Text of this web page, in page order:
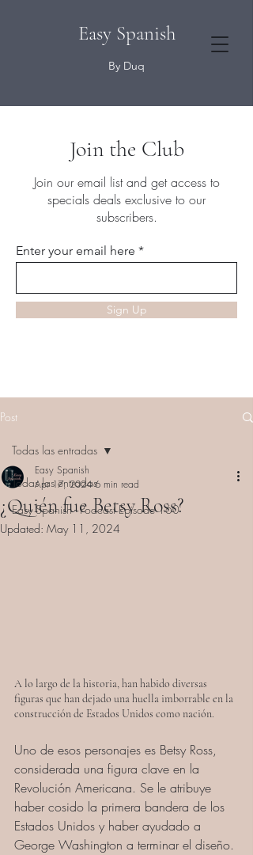
Easy Spanish
By Duq
Join the Club
Join our email list and get access to
specials deals exclusive to our
subscribers.
Enter your email here
Sign Up
Post
Todas las entradas
Easy Spanish - Podcast Episode 160
Todas las entradas
¿Quién fue Betsy Ross?
Easy Spanish
Apr 17, 2024 6 min read
Updated: May 11, 2024
A lo largo de la historia, han habido diversas
figuras que han dejado una huella imborrable en la
construcción de Estados Unidos como nación.
Uno de esos personajes es Betsy Ross,
considerada una figura clave en la
Revolución Americana. Se le atribuye
haber cosido la primera bandera de los
Estados Unidos y haber ayudado a
George Washington a terminar el diseño.